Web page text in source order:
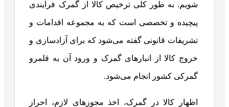
شویم. به طور کلیترخیص کالا از گمرک فرآیندی
پیچیده و تخصصی است که به مجموعه اقدامات و
تشریفات قانونی گفته می‌شود که برای آزادسازی و
خروج کالا از انبارهای گمرک و ورود آن به قلمرو
گمرکی کشور انجام می‌شود.
اظهار کالا در گمرک، اخذ مجوز‌های لازم، احراز